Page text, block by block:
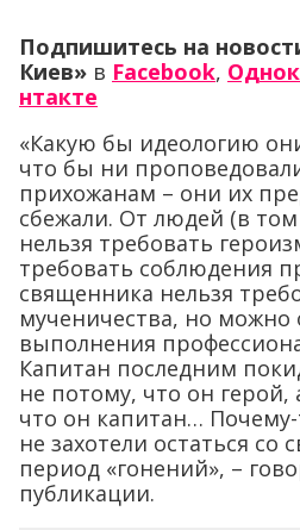
Подпишитесь на
Киев» в Facebook,
нтакте
«Какую бы идеологию
что бы ни
прихожанам – они их
сбежали. От людей (в том
нельзя требовать
требовать соблюдения
священника нельзя
мученичества, но можно
выполнения
Капитан последним
не потому, что он герой,
что он капитан…
не захотели остаться со
период «гонений», –
публикации.